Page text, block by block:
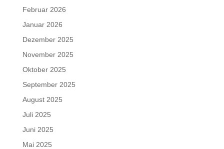
Februar 2026
Januar 2026
Dezember 2025
November 2025
Oktober 2025
September 2025
August 2025
Juli 2025
Juni 2025
Mai 2025